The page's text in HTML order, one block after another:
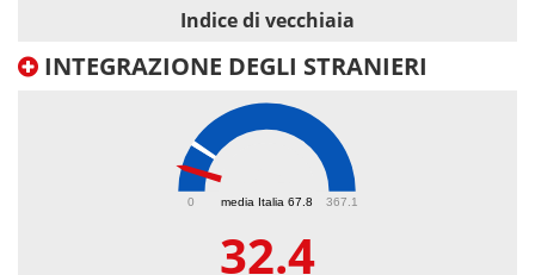
Indice di vecchiaia
INTEGRAZIONE DEGLI STRANIERI
media Italia 67.8
0 367.1
32.4